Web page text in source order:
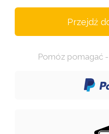
Przejdź
Pomóz pomagać